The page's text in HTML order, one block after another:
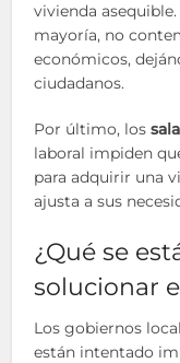
vivienda
mayoría, no
económicos,
ciudadanos.
Por último, los
laboral impiden
para adquirir una
ajusta a sus
¿Qué se
solucionar
Los gobiernos
están intentado